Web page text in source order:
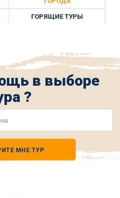
ГОРЯЩИЕ ТУРЫ
в выборе
?
МНЕ ТУР